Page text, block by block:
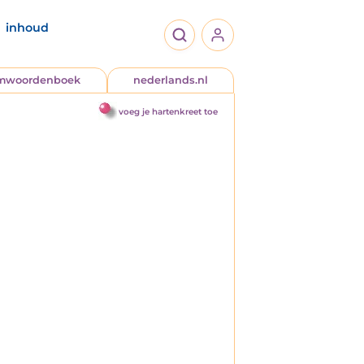
inhoud
nederlands.nl
voeg je hartenkreet toe